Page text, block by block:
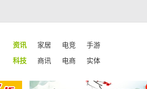
资讯 家居 电竞 手游
科技
商讯 电商 实体